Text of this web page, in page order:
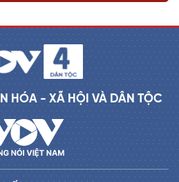
HÓA - XÃ HỘI VÀ DÂN TỘC